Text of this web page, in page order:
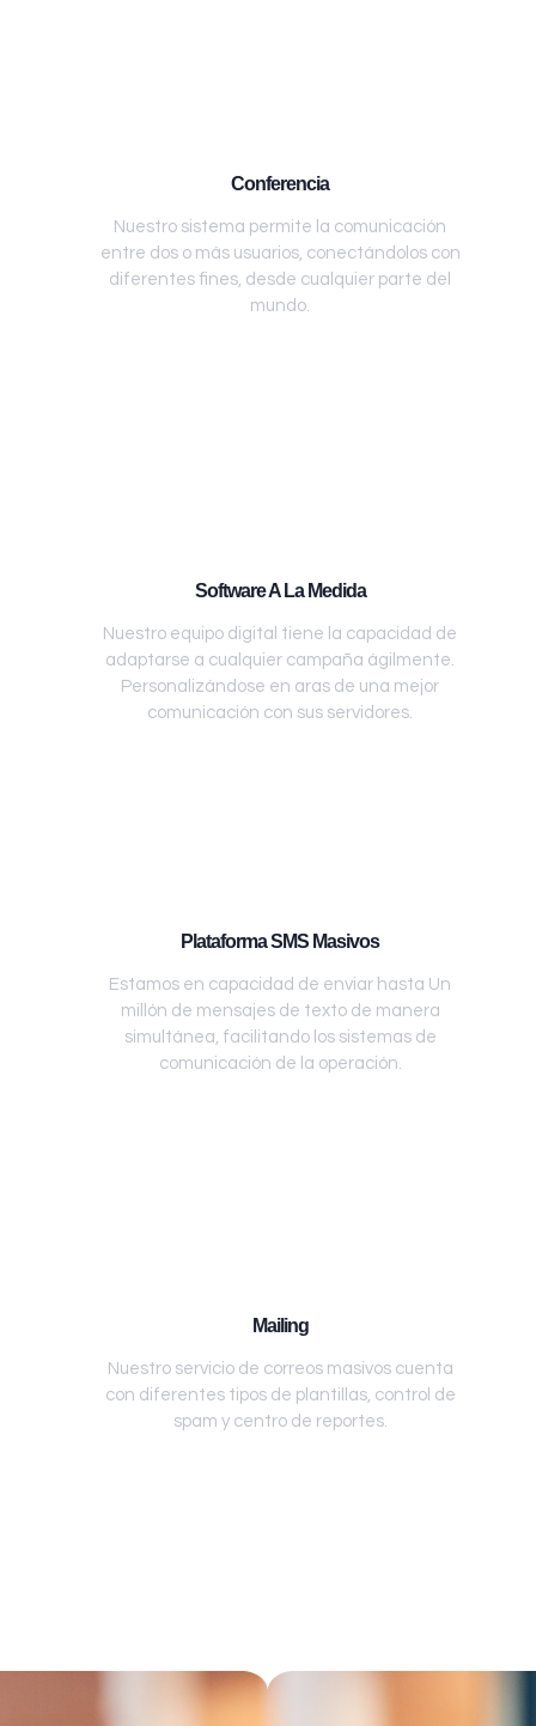
Conferencia
Nuestro sistema permite la comunicación
entre dos o más usuarios, conectándolos con
diferentes fines, desde cualquier parte del
mundo.
Software A La Medida
Nuestro equipo digital tiene la capacidad de
adaptarse a cualquier campaña ágilmente.
Personalizándose en aras de una mejor
comunicación con sus servidores.
Plataforma SMS Masivos
Estamos en capacidad de enviar hasta Un
millón de mensajes de texto de manera
simultánea, facilitando los sistemas de
comunicación de la operación.
Mailing
Nuestro servicio de correos masivos cuenta
con diferentes tipos de plantillas, control de
spam y centro de reportes.